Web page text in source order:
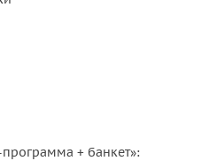
всей программы
на маршруте
+ банкет»: